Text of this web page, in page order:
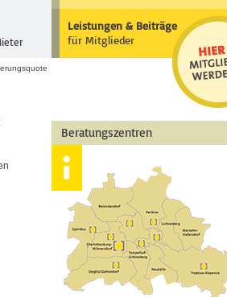
Leistungen & Beiträge
für Mitglieder
Beratungszentren